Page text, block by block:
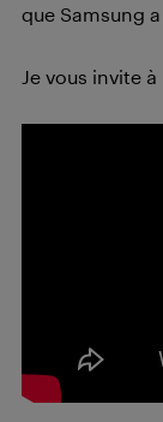
que Samsung
Je vous invite